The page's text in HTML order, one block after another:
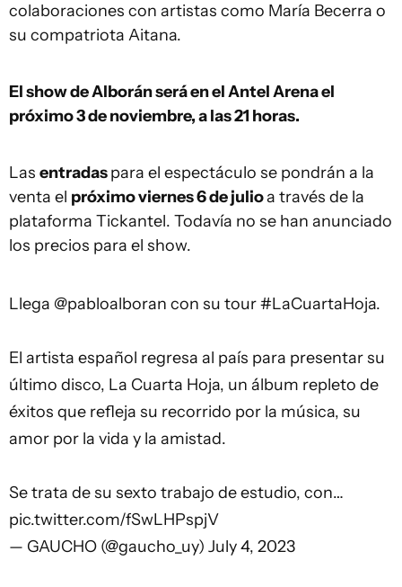
colaboraciones con artistas como María Becerra o
su compatriota Aitana.
El show de Alborán será en el Antel Arena el
próximo 3 de noviembre, a las 21 horas.
Las entradaspara el espectáculo se pondrán a la
venta el próximo viernes 6 de julioa través de la
plataforma Tickantel. Todavía no se han anunciado
los precios para el show.
Llega @pabloalboran con su tour#LaCuartaHoja.
El artista español regresa al país para presentar su
último disco, La Cuarta Hoja, un álbum repleto de
éxitos que refleja su recorrido por la música, su
amor por la vida y la amistad.
Se trata de su sexto trabajo de estudio, con…
pic.twitter.com/fSwLHPspjV
— GAUCHO (@gaucho_uy) July 4, 2023